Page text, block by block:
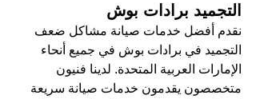
التجميد برادات بوش
نقدم أفضل خدمات صيانة مشاكل ضعف
التجميد في برادات بوش في جميع أنحاء
الإمارات العربية المتحدة. لدينا فنيون
متخصصون يقدمون خدمات صيانة سريعة